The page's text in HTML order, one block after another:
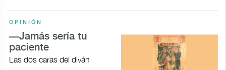
OPINIÓN
—Jamás sería tu
paciente
Las dos caras del diván